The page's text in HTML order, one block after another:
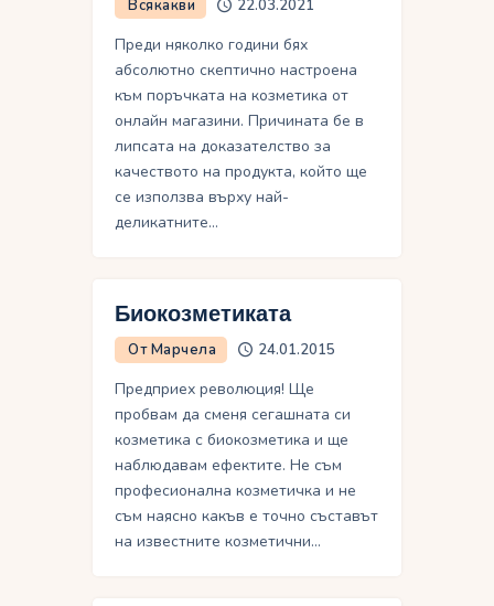
Всякакви 22.03.2021
Преди няколко години бях
абсолютно скептично настроена
към поръчката на козметика от
онлайн магазини. Причината бе в
липсата на доказателство за
качеството на продукта, който ще
се използва върху най-
деликатните…
Биокозметиката
От Марчела 24.01.2015
Предприех революция! Ще
пробвам да сменя сегашната си
козметика с биокозметика и ще
наблюдавам ефектите. Не съм
професионална козметичка и не
съм наясно какъв е точно съставът
на известните козметични…